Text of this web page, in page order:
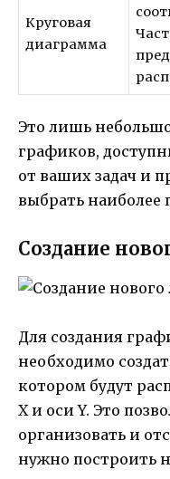
Круговая
диаграмма
Это лишь
графиков,
от ваших задач и
выбрать
Создание
Для создания
необходимо
котором будут
X и оси Y. Это
организовать и
нужно построить